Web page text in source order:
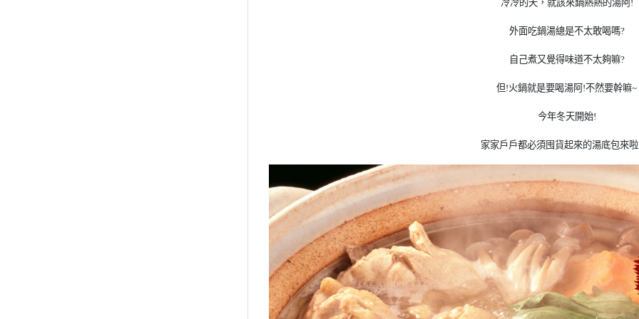
冷冷的天，就該來鍋熱熱的湯阿!
外面吃鍋湯總是不太敢喝嗎?
自己煮又覺得味道不太夠嘛?
但!火鍋就是要喝湯阿!不然要幹嘛~
今年冬天開始!
家家戶戶都必須囤貨起來的湯底包來